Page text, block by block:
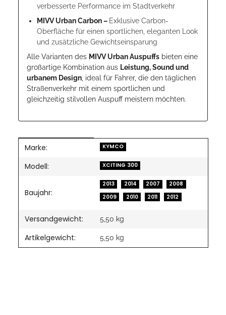
verbesserte Performance im Stadtverkehr
MIVV Urban Carbon – Exklusive Carbon-
Oberfläche für einen sportlichen, eleganten Look
und zusätzliche Gewichtseinsparung
Alle Varianten des MIVV Urban Auspuffs bieten eine
großartige Kombination aus Leistung, Sound und
urbanem Design , ideal für Fahrer, die den täglichen
Straßenverkehr mit einem sportlichen und
gleichzeitig stilvollen Auspuff meistern möchten.
Produkteigenschaft
Wert
Marke: KYMCO
Modell: XCITING 300
Baujahr:
2013 2014 2007
2008
2009
2010 2011 2012
Versandgewicht: 5,50 kg
Artikelgewicht: 5,50 kg